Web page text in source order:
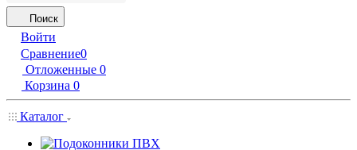
Поиск
Войти
Сравнение0
Отложенные 0
Корзина 0
Каталог